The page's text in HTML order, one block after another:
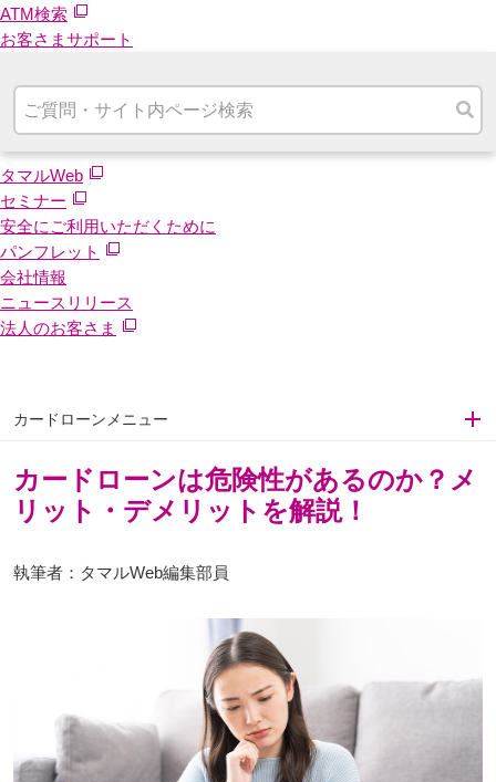
ATM検索
お客さまサポート
タマルWeb
セミナー
安全にご利用いただくために
パンフレット
会社情報
ニュースリリース
法人のお客さま
カードローンメニュー
カードローンは危険性があるのか？メ
リット・デメリットを解説！
執筆者：タマルWeb編集部員